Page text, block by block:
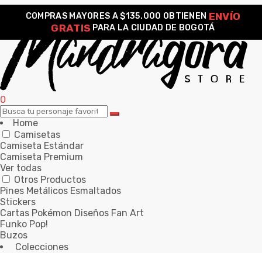
COMPRAS MAYORES A $135.000 OBTIENEN ENVÍO
GRATIS PARA LA CIUDAD DE BOGOTÁ
0
Home
Camisetas
Camiseta Estándar
Camiseta Premium
Ver todas
Otros Productos
Pines Metálicos Esmaltados
Stickers
Cartas Pokémon Diseños Fan Art
Funko Pop!
Buzos
Colecciones